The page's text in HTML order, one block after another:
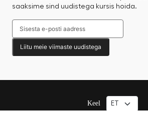
saaksime sind uudistega kursis hoida.
Liitu meie viimaste uudistega
Keel